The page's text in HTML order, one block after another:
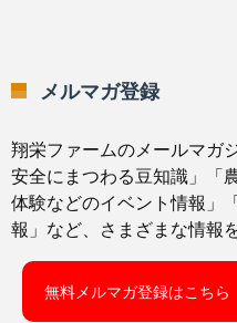
メルマガ登録
翔栄ファームのメールマガ
安全にまつわる豆知識」「
体験などのイベント情報」
報」など、さまざまな情報
無料メルマガ登録はこちら